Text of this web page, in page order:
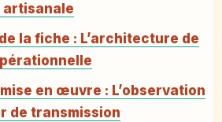
artisanale
la fiche : L’architecture de
en œuvre : L’observation
de transmission